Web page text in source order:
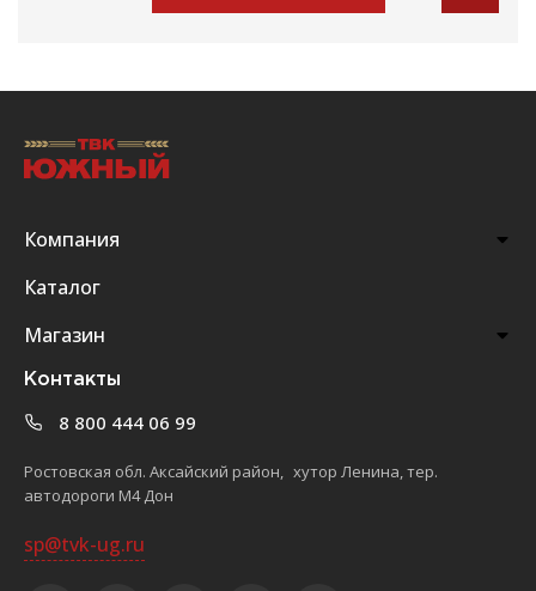
Компания
Каталог
Магазин
Контакты
8 800 444 06 99
Ростовская обл. Аксайский район, хутор Ленина, тер.
автодороги М4 Дон
sp@tvk-ug.ru